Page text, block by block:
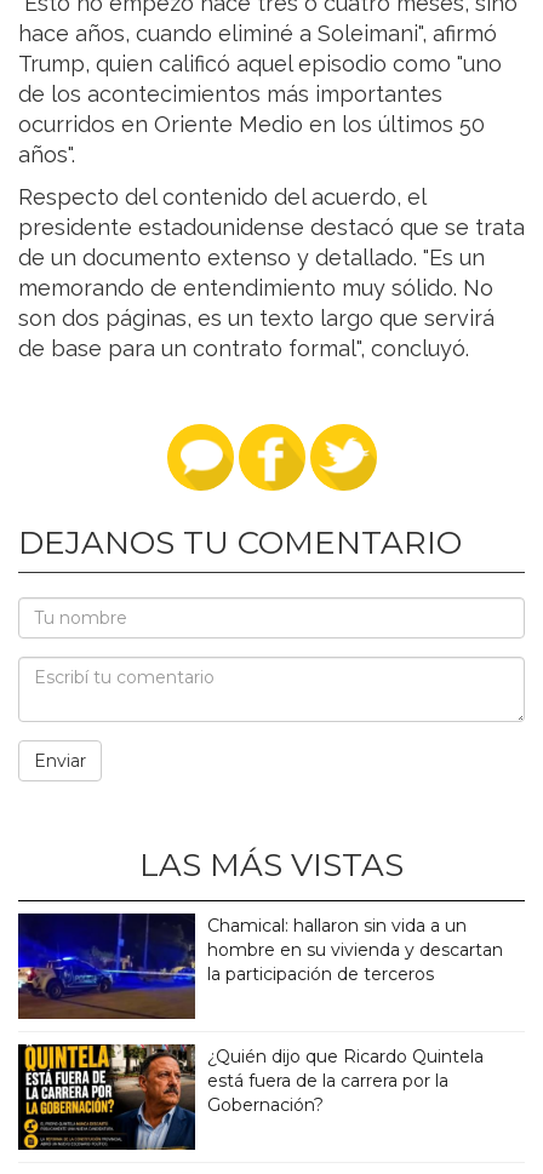
hace años, cuando eliminé a Soleimani", afirmó
Trump, quien calificó aquel episodio como "uno
de los acontecimientos más importantes
ocurridos en Oriente Medio en los últimos 50
años".
Respecto del contenido del acuerdo, el
presidente estadounidense destacó que se trata
de un documento extenso y detallado. "Es un
memorando de entendimiento muy sólido. No
son dos páginas, es un texto largo que servirá
de base para un contrato formal", concluyó.
DEJANOS TU COMENTARIO
LAS MÁS VISTAS
Chamical: hallaron sin vida a un
hombre en su vivienda y descartan
la participación de terceros
¿Quién dijo que Ricardo Quintela
está fuera de la carrera por la
Gobernación?